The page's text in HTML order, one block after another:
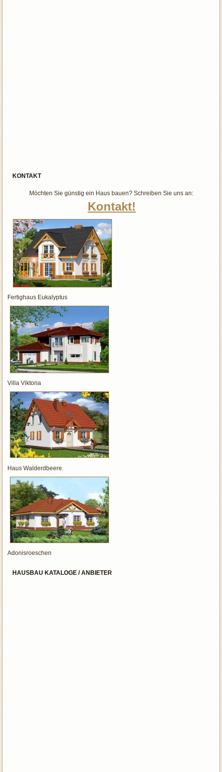
KONTAKT
Möchten Sie günstig ein Haus bauen? Schreiben Sie uns an:
Kontakt!
Fertighaus Eukalyptus
Villa Viktoria
Haus Walderdbeere.
Adonisroeschen
HAUSBAU KATALOGE / ANBIETER